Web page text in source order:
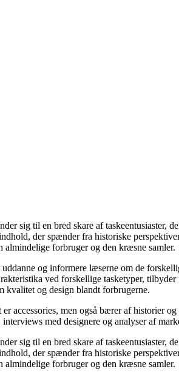
sig til en bred skare af
der spænder fra historiske
forbruger og den kræsne samler.
og informere læserne om de
ved forskellige tasketyper,
kvalitet og design blandt forbrugerne.
er accessories, men også bærer af
med designere og analyser af
sig til en bred skare af
der spænder fra historiske
forbruger og den kræsne samler.